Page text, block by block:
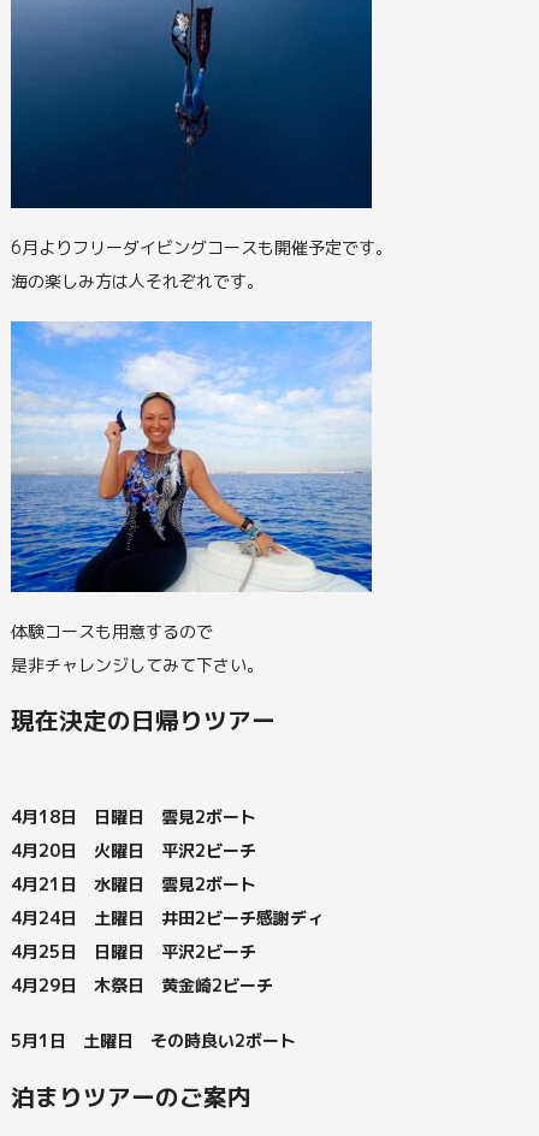
6月よりフリーダイビングコースも開催予定です。
海の楽しみ方は人それぞれです。
体験コースも用意するので
是非チャレンジしてみて下さい。
現在決定の日帰りツアー
4月18日 日曜日 雲見2ボート
4月20日 火曜日 平沢2ビーチ
4月21日 水曜日 雲見2ボート
4月24日 土曜日 井田2ビーチ感謝ディ
4月25日 日曜日 平沢2ビーチ
4月29日 木祭日 黄金崎2ビーチ
5月1日 土曜日 その時良い2ボート
泊まりツアーのご案内